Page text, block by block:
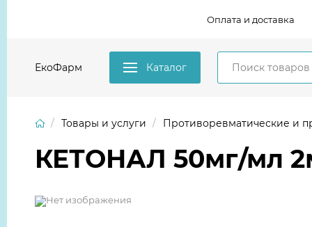
Оплата и доставка
ЕкоФарм Каталог
Товары и услуги Противоревматические и
КЕТОНАЛ 50мг/мл